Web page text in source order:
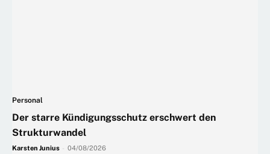
Personal
Der starre Kündigungsschutz erschwert den
Strukturwandel
Karsten Junius 04/08/2026